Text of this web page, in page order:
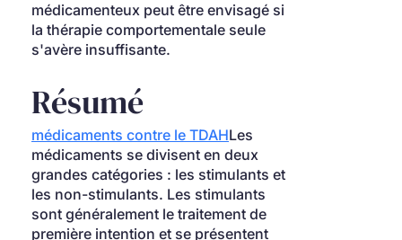
médicamenteux peut être envisagé si
la thérapie comportementale seule
s'avère insuffisante.
Résumé
médicaments contre le TDAHLes
médicaments se divisent en deux
grandes catégories : les stimulants et
les non-stimulants. Les stimulants
sont généralement le traitement de
première intention et se présentent